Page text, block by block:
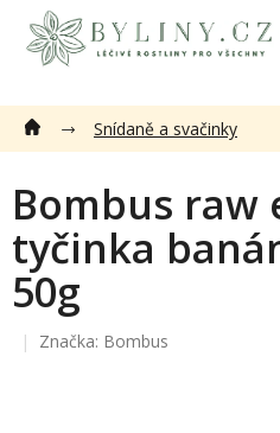
obsah
Snídaně a svačinky
Bombus raw
tyčinka
50g
Značka: Bombus